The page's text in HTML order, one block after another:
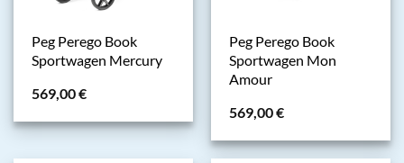
Peg Perego Book
Sportwagen Mercury
569,00€
Peg Perego Book
Sportwagen Mon
Amour
569,00€